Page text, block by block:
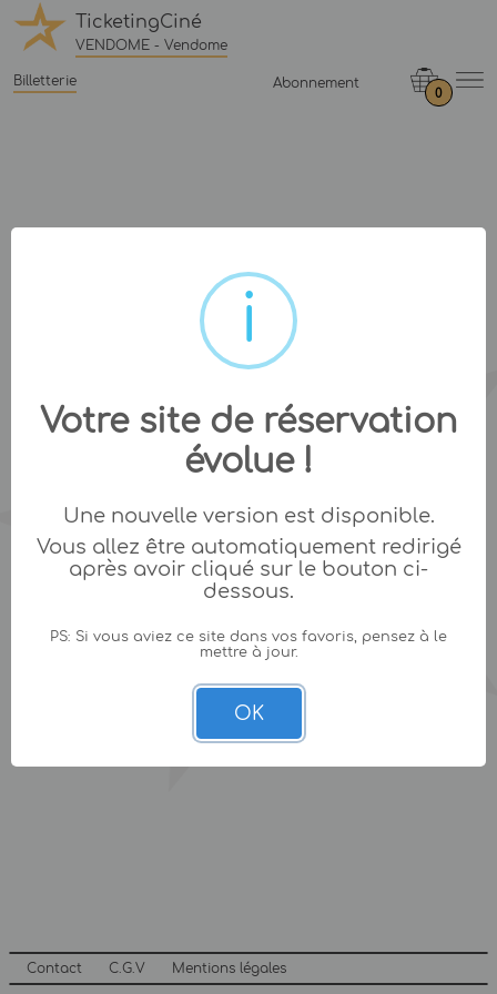
TicketingCiné
VENDOME - Vendome
Billetterie Abonnement
0
Contact C.G.V Mentions légales
Votre site de réservation
évolue !
Une nouvelle version est disponible.
Vous allez être automatiquement redirigé
après avoir cliqué sur le bouton ci-
dessous.
PS: Si vous aviez ce site dans vos favoris, pensez à le
mettre à jour.
OK